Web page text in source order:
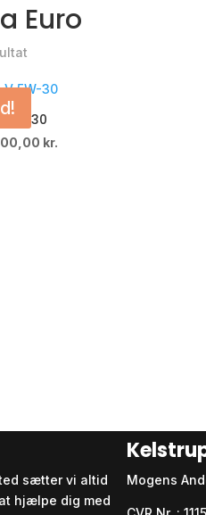
Euro
5W-30
kr.
sætter vi altid
hjælpe dig med
Mogens